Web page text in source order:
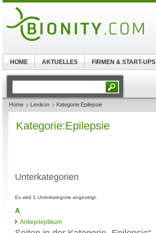
Home Lexikon Kategorie:Epilepsie
Kategorie:Epilepsie
Unterkategorien
Es wird 1 Unterkategorie angezeigt.
A
Antiepileptikum
HOME AKTUELLES FIRMEN & START-UPS